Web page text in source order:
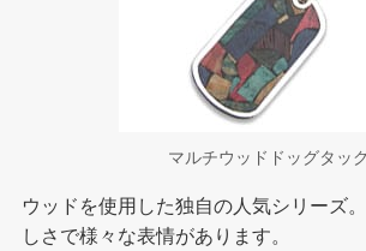
マルチウッドドッグタッ
ウッドを使用した独自の人気シリーズ
しさで様々な表情があります。